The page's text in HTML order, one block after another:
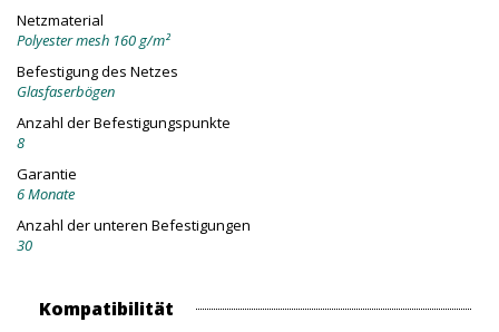
Netzmaterial
Polyester mesh 160 g/m²
Befestigung des Netzes
Glasfaserbögen
Anzahl der Befestigungspunkte
8
Garantie
6 Monate
Anzahl der unteren Befestigungen
30
Kompatibilität